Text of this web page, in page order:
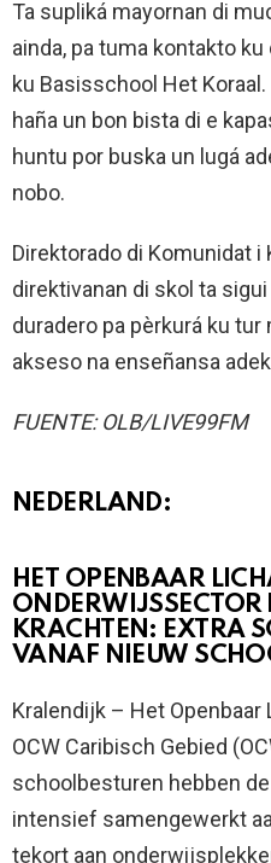
Ta supliká mayornan di
ainda, pa tuma kontakto
ku Basisschool Het
haña un bon bista di e
huntu por buska un lugá
nobo.
Direktorado di Komunidat i
direktivanan di skol ta
duradero pa pèrkurá ku tur
akseso na enseñansa
FUENTE: OLB/LIVE99FM
NEDERLAND:
HET OPENBAAR
ONDERWIJSSECTOR
KRACHTEN: EXTRA
VANAF NIEUW
Kralendijk – Het Openbaar
OCW Caribisch Gebied
schoolbesturen hebben
intensief samengewerkt
tekort aan